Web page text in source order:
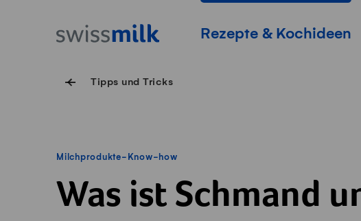
StartseiteHauptnavigation
Rezepte & Kochideen
Tipps und Tricks
Milchprodukte-Know-how
Was ist Schmand